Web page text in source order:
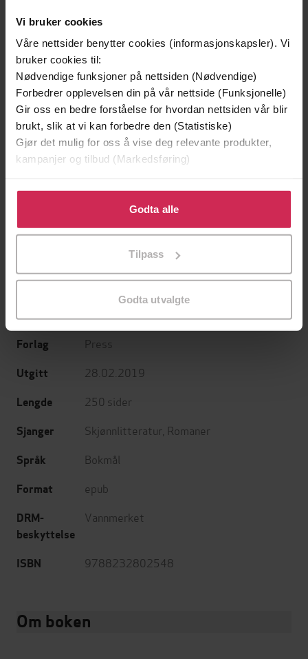
Vi bruker cookies
Våre nettsider benytter cookies (informasjonskapsler). Vi
bruker cookies til:
Nødvendige funksjoner på nettsiden (Nødvendige)
Forbedrer opplevelsen din på vår nettside (Funksjonelle)
Gir oss en bedre forståelse for hvordan nettsiden vår blir
brukt, slik at vi kan forbedre den (Statistiske)
Gjør det mulig for oss å vise deg relevante produkter,
kampanjer og tilbud (Markedsføring)
Klikk på «Godta alle» for å gi oss ditt samtykke til å
bruke cookies for alle disse formålene. Du kan også
tilpasse ditt samtykke til spesifikke formål ved å klikke
Godta alle
Tilpass
Godta utvalgte
Minnesota
Utskudd
Hiromi Kawakami(forfatter),
Tørring(oversetter)
Forlag Press
Utgitt 28.02.2019
Lengde 250 sider
Sjanger Skjønnlitteratur Romaner
Språk Bokmål
Format epub
DRM-
beskyttelse
Vannmerket
ISBN 9788232802548
Om boken